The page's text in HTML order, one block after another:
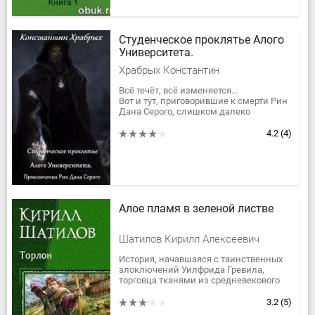
Студенческое проклятье Алого
Университета.
Храбрых Константин
Всё течёт, всё изменяется...
Вот и тут, приговорившие к смерти Рин
Дана Серого, слишком далеко
Искусств, инквизиторы, как...
4.2 (4)
Алое пламя в зеленой листве
Шатилов Кирилл Алексеевич
История, начавшаяся с таинственных
злоключений Уилфрида Гревила,
торговца тканями из средневекового
разрастается в эпическую...
3.2 (5)